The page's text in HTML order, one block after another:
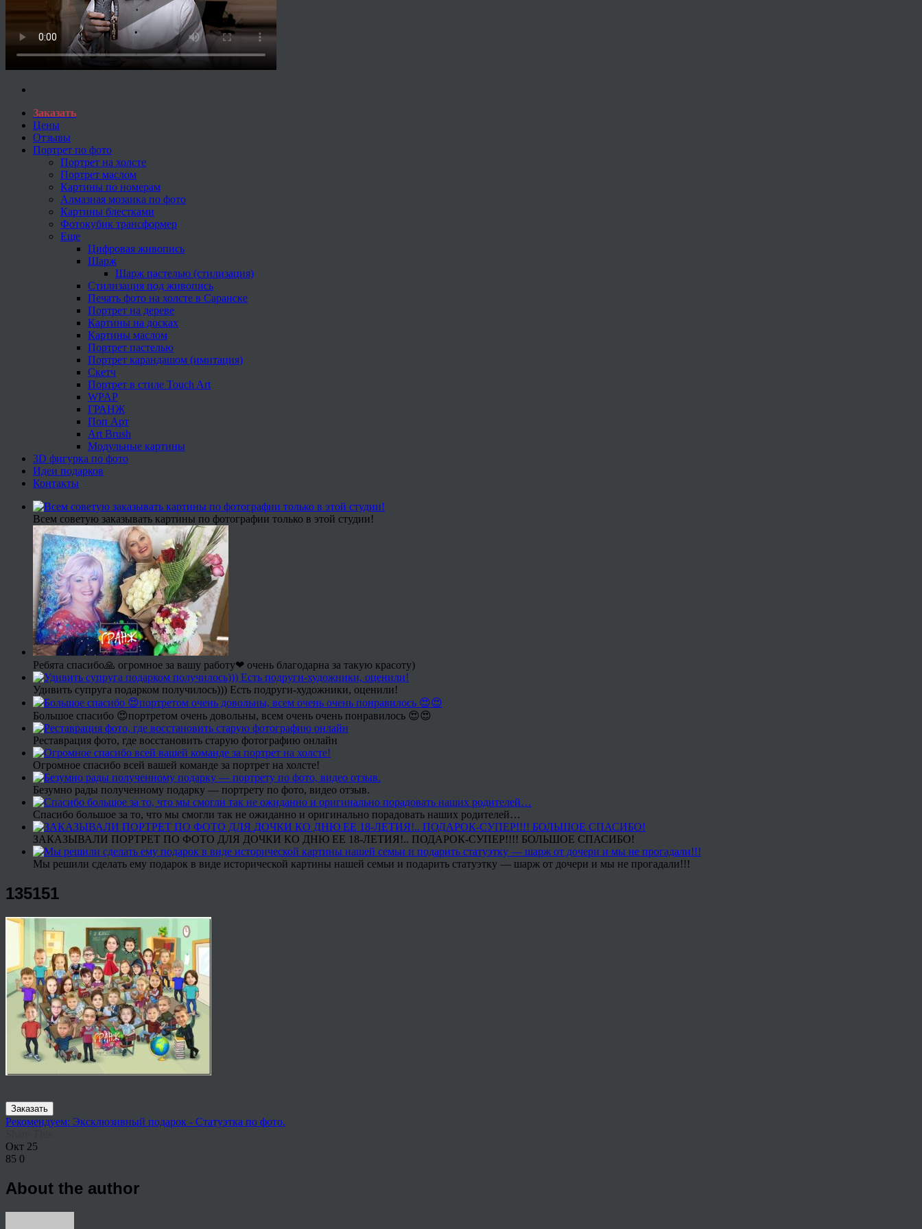
Заказать
Цены
Отзывы
Портрет по фото
Портрет на холсте
Портрет маслом
Картины по номерам
Алмазная мозаика по фото
Картины блестками
Фотокубик трансформер
Еще
Цифровая живопись
Шарж
Шарж пастелью (стилизация)
Стилизация под живопись
Печать фото на холсте в Саранске
Портрет на дереве
Картины на досках
Картины маслом
Портрет пастелью
Портрет карандашом (имитация)
Скетч
Портрет в стиле Touch Art
WPAP
ГРАНЖ
Поп Арт
Art Brush
Модульные картины
3D фигурка по фото
Идеи подарков
Контакты
Всем советую заказывать картины по фотографии только в этой студии!
Ребята спасибо🙏 огромное за вашу работу❤ очень благодарна за такую красоту)
Удивить супруга подарком получилось))) Есть подруги-художники, оценили!
Большое спасибо 😍портретом очень довольны, всем очень очень понравилось 😍😍
Реставрация фото, где восстановить старую фотографию онлайн
Огромное спасибо всей вашей команде за портрет на холсте!
Безумно рады полученному подарку — портрету по фото, видео отзыв.
Спасибо большое за то, что мы смогли так не ожиданно и оригинально порадовать наших родителей…
ЗАКАЗЫВАЛИ ПОРТРЕТ ПО ФОТО ДЛЯ ДОЧКИ КО ДНЮ ЕЕ 18-ЛЕТИЯ!.. ПОДАРОК-СУПЕР!!!! БОЛЬШОЕ СПАСИБО!
Мы решили сделать ему подарок в виде исторической картины нашей семьи и подарить статуэтку — шарж от дочери и мы не прогадали!!!
135151
Заказать
Рекомендуем: Эксклюзивный подарок - Статуэтка по фото.
Окт 25
85 0
About the author